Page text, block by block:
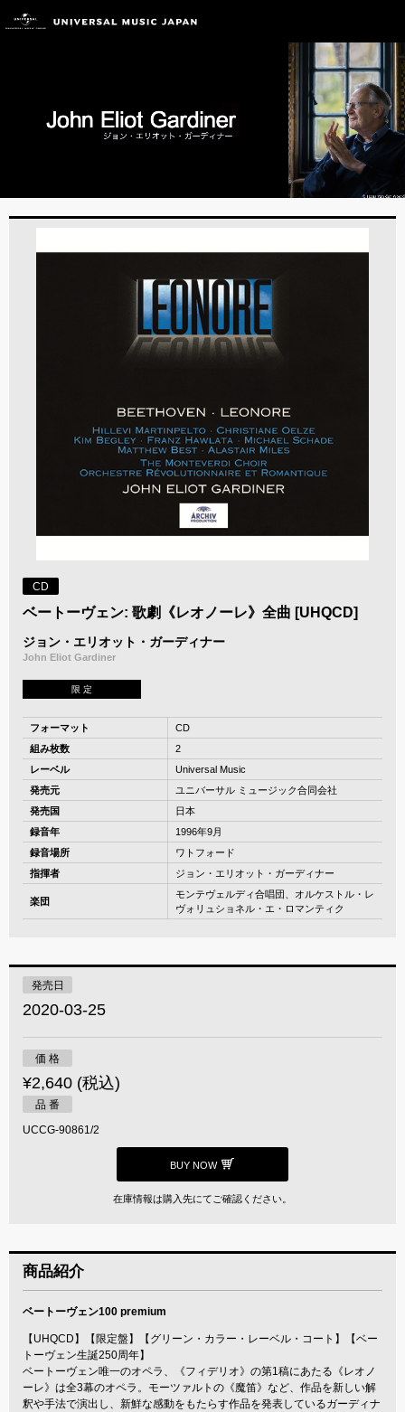
CD
ベートーヴェン: 歌劇《レオノーレ》全曲 [UHQCD]
ジョン・エリオット・ガーディナー
John Eliot Gardiner
限 定
フォーマット
CD
組み枚数
2
レーベル
Universal Music
発売元
ユニバーサル ミュージック合同会社
発売国
日本
録音年
1996年9月
録音場所
ワトフォード
指揮者
ジョン・エリオット・ガーディナー
楽団
モンテヴェルディ合唱団、オルケストル・レ
ヴォリュショネル・エ・ロマンティク
発売日
2020-03-25
価 格
¥2,640 (税込)
品 番
UCCG-90861/2
BUY NOW
在庫情報は購入先にてご確認ください。
商品紹介
ベートーヴェン100 premium
【UHQCD】【限定盤】【グリーン・カラー・レーベル・コート】【ベー
トーヴェン生誕250周年】
ベートーヴェン唯一のオペラ、《フィデリオ》の第1稿にあたる《レオノ
ーレ》は全3幕のオペラ。モーツァルトの《魔笛》など、作品を新しい解
釈や手法で演出し、新鮮な感動をもたらす作品を発表しているガーディナ